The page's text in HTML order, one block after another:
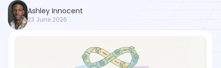
Ashley Innocent
23 June 2026